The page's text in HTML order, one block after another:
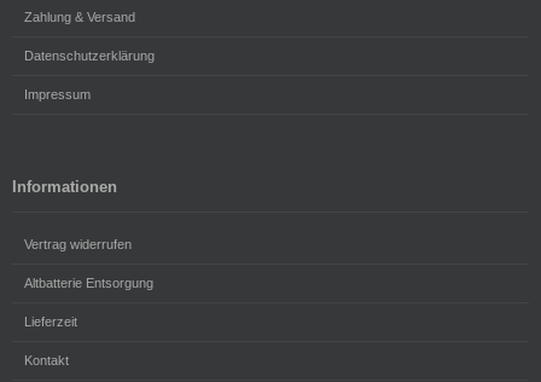
Zahlung & Versand
Datenschutzerklärung
Impressum
Informationen
Vertrag widerrufen
Altbatterie Entsorgung
Lieferzeit
Kontakt